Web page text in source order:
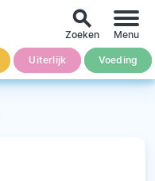
Uiterlijk Voeding
search
Zoeken Menu